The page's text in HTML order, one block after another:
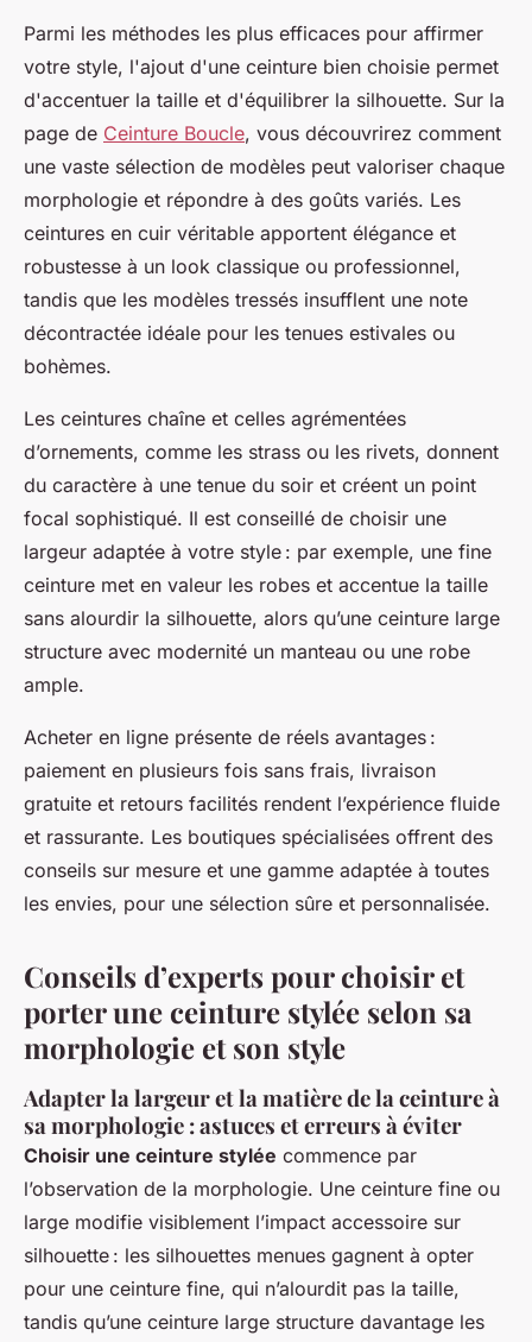
Parmi les méthodes les plus efficaces pour affirmer
votre style, l'ajout d'une ceinture bien choisie permet
d'accentuer la taille et d'équilibrer la silhouette. Sur la
page de Ceinture Boucle, vous découvrirez comment
une vaste sélection de modèles peut valoriser chaque
morphologie et répondre à des goûts variés. Les
ceintures en cuir véritable apportent élégance et
robustesse à un look classique ou professionnel,
tandis que les modèles tressés insufflent une note
décontractée idéale pour les tenues estivales ou
bohèmes.
Les ceintures chaîne et celles agrémentées
d’ornements, comme les strass ou les rivets, donnent
du caractère à une tenue du soir et créent un point
focal sophistiqué. Il est conseillé de choisir une
largeur adaptée à votre style : par exemple, une fine
ceinture met en valeur les robes et accentue la taille
sans alourdir la silhouette, alors qu’une ceinture large
structure avec modernité un manteau ou une robe
ample.
Acheter en ligne présente de réels avantages :
paiement en plusieurs fois sans frais, livraison
gratuite et retours facilités rendent l’expérience fluide
et rassurante. Les boutiques spécialisées offrent des
conseils sur mesure et une gamme adaptée à toutes
les envies, pour une sélection sûre et personnalisée.
Conseils d’experts pour choisir et
porter une ceinture stylée selon sa
morphologie et son style
Adapter la largeur et la matière de la ceinture à
sa morphologie : astuces et erreurs à éviter
Choisir une ceinture stylée commence par
l’observation de la morphologie. Une ceinture fine ou
large modifie visiblement l’impact accessoire sur
silhouette : les silhouettes menues gagnent à opter
pour une ceinture fine, qui n’alourdit pas la taille,
tandis qu’une ceinture large structure davantage les